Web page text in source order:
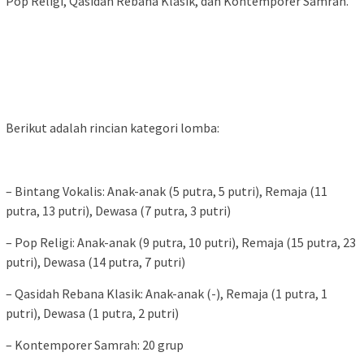
Berikut adalah rincian kategori lomba:
– Bintang Vokalis: Anak-anak (5 putra, 5 putri), Remaja (11
putra, 13 putri), Dewasa (7 putra, 3 putri)
– Pop Religi: Anak-anak (9 putra, 10 putri), Remaja (15 putra, 23
putri), Dewasa (14 putra, 7 putri)
– Qasidah Rebana Klasik: Anak-anak (-), Remaja (1 putra, 1
putri), Dewasa (1 putra, 2 putri)
– Kontemporer Samrah: 20 grup